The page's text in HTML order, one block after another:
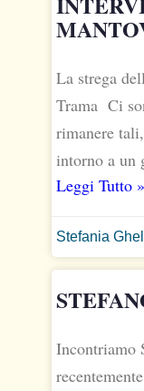
La strega
Trama Ci
rimanere
intorno a un
Leggi Tutto »
Stefania
Incontriamo